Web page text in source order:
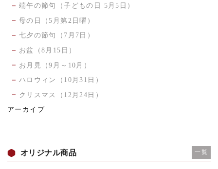
端午の節句（子どもの日 5月5日）
母の日（5月第2日曜）
七夕の節句（7月7日）
お盆（8月15日）
お月見（9月～10月）
ハロウィン（10月31日）
クリスマス（12月24日）
アーカイブ
オリジナル商品 一覧